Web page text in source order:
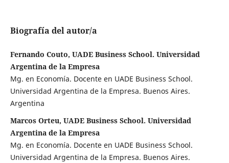
Biografía del autor/a
Fernando Couto, UADE Business School. Universidad
Argentina de la Empresa
Mg. en Economía. Docente en UADE Business School.
Universidad Argentina de la Empresa. Buenos Aires.
Argentina
Marcos Orteu, UADE Business School. Universidad
Argentina de la Empresa
Mg. en Economía. Docente en UADE Business School.
Universidad Argentina de la Empresa. Buenos Aires.